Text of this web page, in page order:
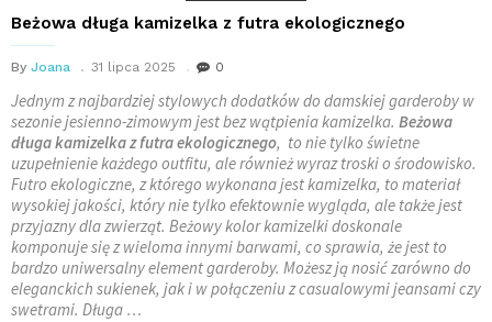
Beżowa długa kamizelka z futra ekologicznego
By Joana 31 lipca 2025 0
Jednym z najbardziej stylowych dodatków do damskiej garderoby w
sezonie jesienno-zimowym jest bez wątpienia kamizelka. Beżowa
długa kamizelka z futra ekologicznego, to nie tylko świetne
uzupełnienie każdego outfitu, ale również wyraz troski o środowisko.
Futro ekologiczne, z którego wykonana jest kamizelka, to materiał
wysokiej jakości, który nie tylko efektownie wygląda, ale także jest
przyjazny dla zwierząt. Beżowy kolor kamizelki doskonale
komponuje się z wieloma innymi barwami, co sprawia, że jest to
bardzo uniwersalny element garderoby. Możesz ją nosić zarówno do
eleganckich sukienek, jak i w połączeniu z casualowymi jeansami czy
swetrami. Długa …